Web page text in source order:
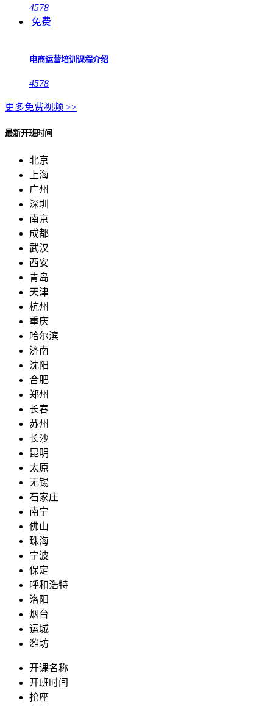
4578
免费
电商运营培训课程介绍
4578
更多免费视频 >>
最新开班时间
北京
上海
广州
深圳
南京
成都
武汉
西安
青岛
天津
杭州
重庆
哈尔滨
济南
沈阳
合肥
郑州
长春
苏州
长沙
昆明
太原
无锡
石家庄
南宁
佛山
珠海
宁波
保定
呼和浩特
洛阳
烟台
运城
潍坊
开课名称
开班时间
抢座